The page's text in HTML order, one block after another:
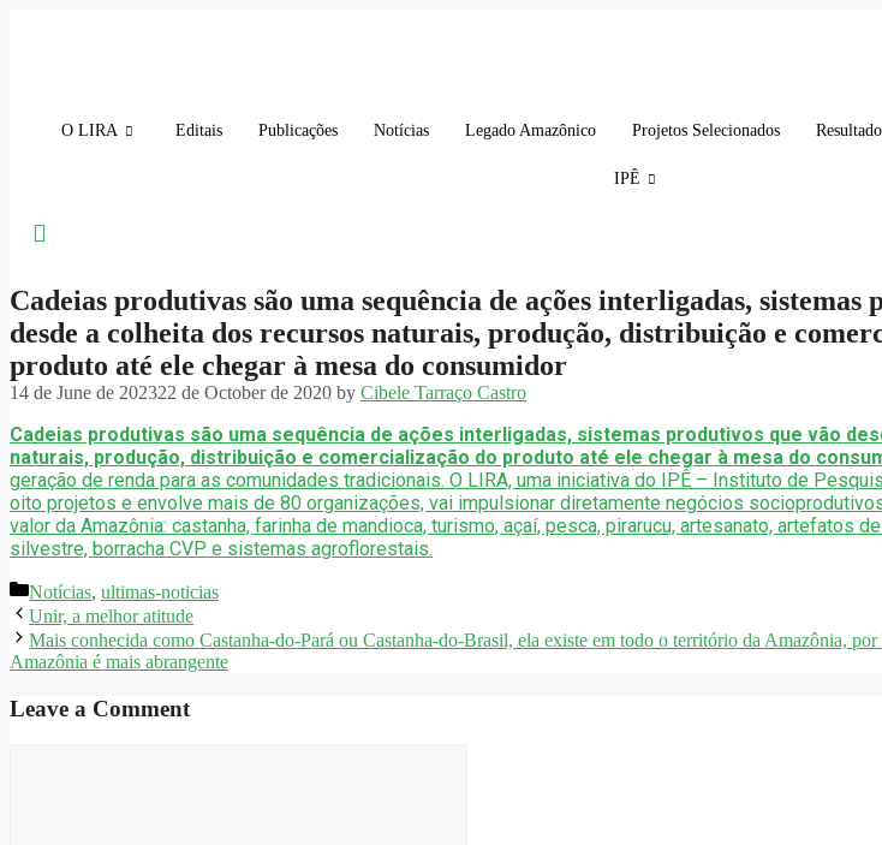
O LIRA Editais Publicações Notícias Legado Amazônico Projetos Selecionados
IPÊ
Cadeias produtivas são uma sequência de ações interligadas, sistemas
desde a colheita dos recursos naturais, produção, distribuição e
produto até ele chegar à mesa do consumidor
14 de June de 202322 de October de 2020 by Cibele Tarraço Castro
Cadeias produtivas são uma sequência de ações interligadas, sistemas produtivos que vão
naturais, produção, distribuição e comercialização do produto até ele chegar à mesa do
geração de renda para as comunidades tradicionais. O LIRA, uma iniciativa do IPÊ – Instituto de
oito projetos e envolve mais de 80 organizações, vai impulsionar diretamente negócios
valor da Amazônia: castanha, farinha de mandioca, turismo, açaí, pesca, pirarucu, artesanato, artefatos
silvestre, borracha CVP e sistemas agroflorestais.
Categories
Notícias, ultimas-noticias
Unir, a melhor atitude
Mais conhecida como Castanha-do-Pará ou Castanha-do-Brasil, ela existe em todo o território da Amazônia, por
Amazônia é mais abrangente
Leave a Comment